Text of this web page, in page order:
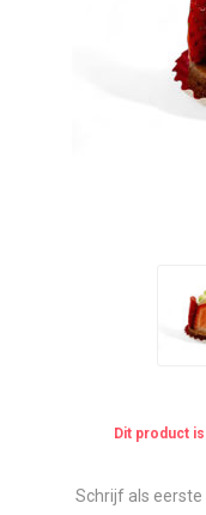
Dit product
Schrijf als